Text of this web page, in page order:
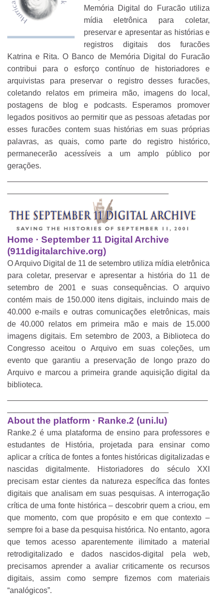
Memória Digital do Furacão utiliza
mídia eletrônica para coletar,
preservar e apresentar as histórias e
registros digitais dos furacões
Katrina e Rita. O Banco de Memória Digital do Furacão
contribui para o esforço contínuo de historiadores e
arquivistas para preservar o registro desses furacões,
coletando relatos em primeira mão, imagens do local,
postagens de blog e podcasts. Esperamos promover
legados positivos ao permitir que as pessoas afetadas por
esses furacões contem suas histórias em suas próprias
palavras, as quais, como parte do registro histórico,
permanecerão acessíveis a um amplo público por
gerações.
Home · September 11 Digital Archive
(911digitalarchive.org)
O Arquivo Digital de 11 de setembro utiliza mídia eletrônica
para coletar, preservar e apresentar a história do 11 de
setembro de 2001 e suas consequências. O arquivo
contém mais de 150.000 itens digitais, incluindo mais de
40.000 e-mails e outras comunicações eletrônicas, mais
de 40.000 relatos em primeira mão e mais de 15.000
imagens digitais. Em setembro de 2003, a Biblioteca do
Congresso aceitou o Arquivo em suas coleções, um
evento que garantiu a preservação de longo prazo do
Arquivo e marcou a primeira grande aquisição digital da
biblioteca.
About the platform · Ranke.2 (uni.lu)
Ranke.2 é uma plataforma de ensino para professores e
estudantes de História, projetada para ensinar como
aplicar a crítica de fontes a fontes históricas digitalizadas e
nascidas digitalmente. Historiadores do século XXI
precisam estar cientes da natureza específica das fontes
digitais que analisam em suas pesquisas. A interrogação
crítica de uma fonte histórica – descobrir quem a criou, em
que momento, com que propósito e em que contexto –
sempre foi a base da pesquisa histórica. No entanto, agora
que temos acesso aparentemente ilimitado a material
retrodigitalizado e dados nascidos-digital pela web,
precisamos aprender a avaliar criticamente os recursos
digitais, assim como sempre fizemos com materiais
“analógicos”.